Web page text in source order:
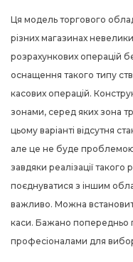
Ця модель торгового
різних магазинах
розрахункових операцій
оснащення такого типу
касових операцій.
зонами, серед яких зона
цьому варіанті відсутня
але це не буде
завдяки реалізації
поєднуватися з іншим
важливо. Можна
каси. Бажано попередньо
професіоналами для